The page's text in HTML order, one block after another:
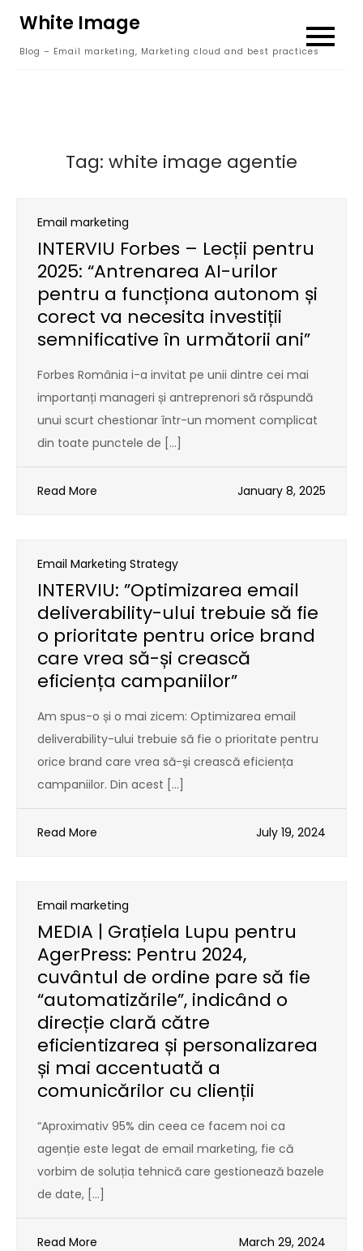
content
White Image
Blog – Email marketing, Marketing cloud and best practices
Tag: white image agentie
Email marketing
INTERVIU Forbes – Lecții pentru
2025: “Antrenarea AI-urilor
pentru a funcționa autonom și
corect va necesita investiții
semnificative în următorii ani”
Forbes România i-a invitat pe unii dintre cei mai
importanți manageri și antreprenori să răspundă
unui scurt chestionar într-un moment complicat
din toate punctele de […]
Read More January 8, 2025
Email Marketing Strategy
INTERVIU: ”Optimizarea email
deliverability-ului trebuie să fie
o prioritate pentru orice brand
care vrea să-și crească
eficiența campaniilor”
Am spus-o și o mai zicem: Optimizarea email
deliverability-ului trebuie să fie o prioritate pentru
orice brand care vrea să-și crească eficiența
campaniilor. Din acest […]
Read More July 19, 2024
Email marketing
MEDIA | Grațiela Lupu pentru
AgerPress: Pentru 2024,
cuvântul de ordine pare să fie
“automatizările”, indicând o
direcție clară către
eficientizarea și personalizarea
și mai accentuată a
comunicărilor cu clienții
“Aproximativ 95% din ceea ce facem noi ca
agenție este legat de email marketing, fie că
vorbim de soluția tehnică care gestionează bazele
de date, […]
Read More March 29, 2024